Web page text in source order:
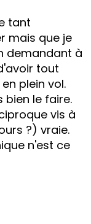
tant
mais que je
demandant à
tout
plein vol.
bien le faire.
vis à
?) vraie.
n'est ce